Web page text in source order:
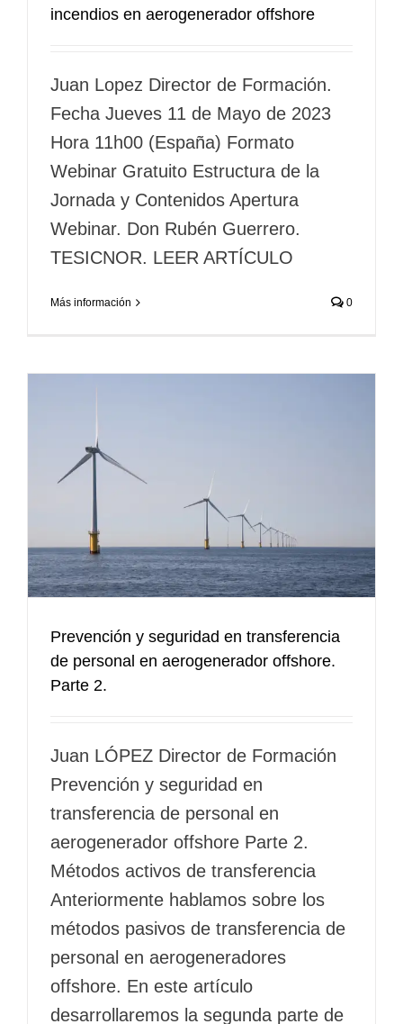
incendios en aerogenerador offshore
Juan Lopez Director de Formación.
Fecha Jueves 11 de Mayo de 2023
Hora 11h00 (España) Formato
Webinar Gratuito Estructura de la
Jornada y Contenidos Apertura
Webinar. Don Rubén Guerrero.
TESICNOR. LEER ARTÍCULO
Más información 0
Prevención y seguridad en transferencia
de personal en aerogenerador offshore.
Parte 2.
Juan LÓPEZ Director de Formación
Prevención y seguridad en
transferencia de personal en
aerogenerador offshore Parte 2.
Métodos activos de transferencia
Anteriormente hablamos sobre los
métodos pasivos de transferencia de
personal en aerogeneradores
offshore. En este artículo
desarrollaremos la segunda parte de